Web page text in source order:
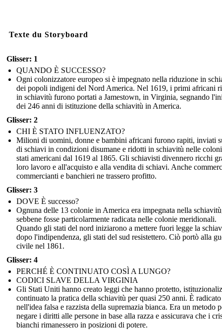
Texte du Storyboard
Glisser: 1
QUANDO È SUCCESSO?
Ogni colonizzatore europeo si è impegnato nella riduzione in
dei popoli indigeni del Nord America. Nel 1619, i primi africani
in schiavitù furono portati a Jamestown, in Virginia, segnando
dei 246 anni di istituzione della schiavitù in America.
Glisser: 2
CHI È STATO INFLUENZATO?
Milioni di uomini, donne e bambini africani furono rapiti, inviati
di schiavi in condizioni disumane e ridotti in schiavitù nelle
stati americani dal 1619 al 1865. Gli schiavisti divennero ricchi
loro lavoro e all'acquisto e alla vendita di schiavi. Anche
commercianti e banchieri ne trassero profitto.
Glisser: 3
DOVE È successo?
Ognuna delle 13 colonie in America era impegnata nella
sebbene fosse particolarmente radicata nelle colonie meridionali.
Quando gli stati del nord iniziarono a mettere fuori legge la
dopo l'indipendenza, gli stati del sud resistettero. Ciò portò alla
civile nel 1861.
Glisser: 4
PERCHÉ È CONTINUATO COSÌ A LUNGO?
CODICI SLAVE DELLA VIRGINIA
Gli Stati Uniti hanno creato leggi che hanno protetto,
continuato la pratica della schiavitù per quasi 250 anni. È radicato
nell'idea falsa e razzista della supremazia bianca. Era un metodo
negare i diritti alle persone in base alla razza e assicurava che i
bianchi rimanessero in posizioni di potere.